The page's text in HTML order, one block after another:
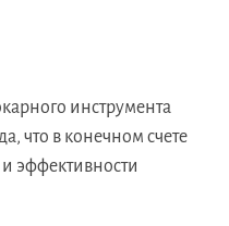
инструмента
что в конечном счете
эффективности